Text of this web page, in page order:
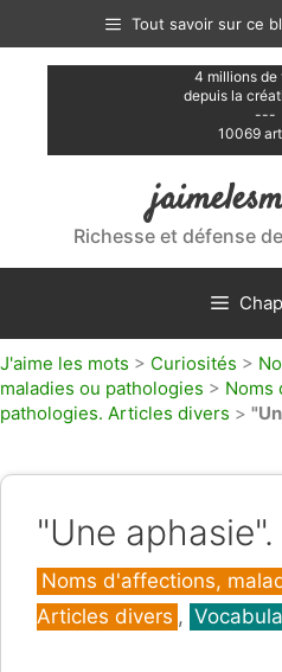
contenu
Tout savoir sur ce
4 millions de
depuis la
---
10069
Richesse et défense
J'aime les mots > Curiosités >
maladies ou pathologies > Noms
pathologies. Articles divers >
"Une aphasie".
Catégories
Noms d'affections,
Articles divers ,